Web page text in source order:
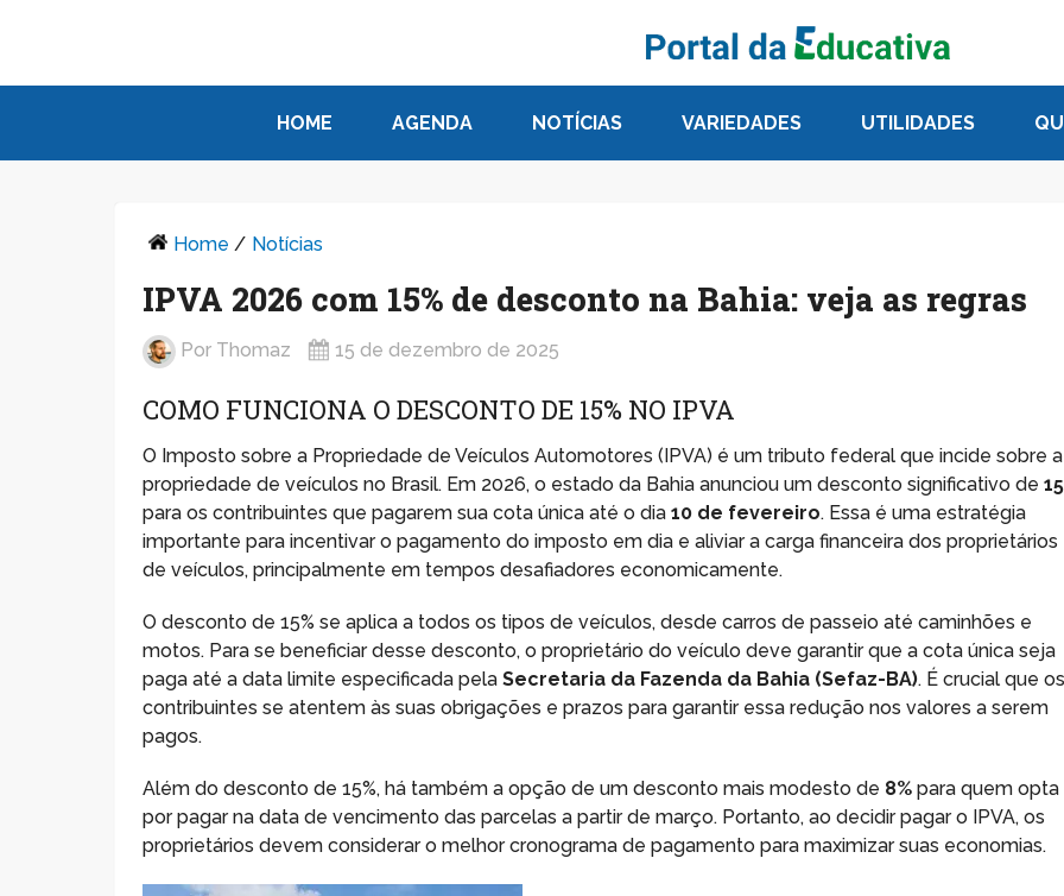
HOME AGENDA NOTÍCIAS VARIEDADES UTILIDADES
Home / Notícias
IPVA 2026 com 15% de desconto na Bahia: veja as regras
Por Thomaz 15 de dezembro de 2025
COMO FUNCIONA O DESCONTO DE 15% NO IPVA
O Imposto sobre a Propriedade de Veículos Automotores (IPVA) é um tributo federal que incide sobre a
propriedade de veículos no Brasil. Em 2026, o estado da Bahia anunciou um desconto significativo de
para os contribuintes que pagarem sua cota única até o dia10 de fevereiro. Essa é uma estratégia
importante para incentivar o pagamento do imposto em dia e aliviar a carga financeira dos proprietários
de veículos, principalmente em tempos desafiadores economicamente.
O desconto de 15% se aplica a todos os tipos de veículos, desde carros de passeio até caminhões e
motos. Para se beneficiar desse desconto, o proprietário do veículo deve garantir que a cota única seja
paga até a data limite especificada pelaSecretaria da Fazenda da Bahia (Sefaz-BA). É crucial que os
contribuintes se atentem às suas obrigações e prazos para garantir essa redução nos valores a serem
pagos.
Além do desconto de 15%, há também a opção de um desconto mais modesto de 8% para quem opta
por pagar na data de vencimento das parcelas a partir de março. Portanto, ao decidir pagar o IPVA, os
proprietários devem considerar o melhor cronograma de pagamento para maximizar suas economias.